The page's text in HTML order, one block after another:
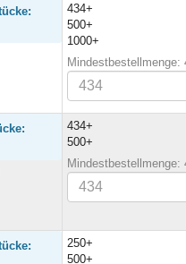
434+
500+
1000+
Mindestbestellmenge:
434+
500+
Mindestbestellmenge:
250+
500+